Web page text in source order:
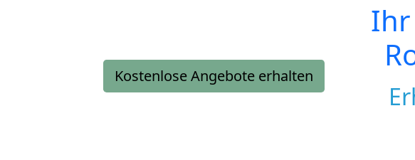
Kostenlose Angebote erhalten
Ihr